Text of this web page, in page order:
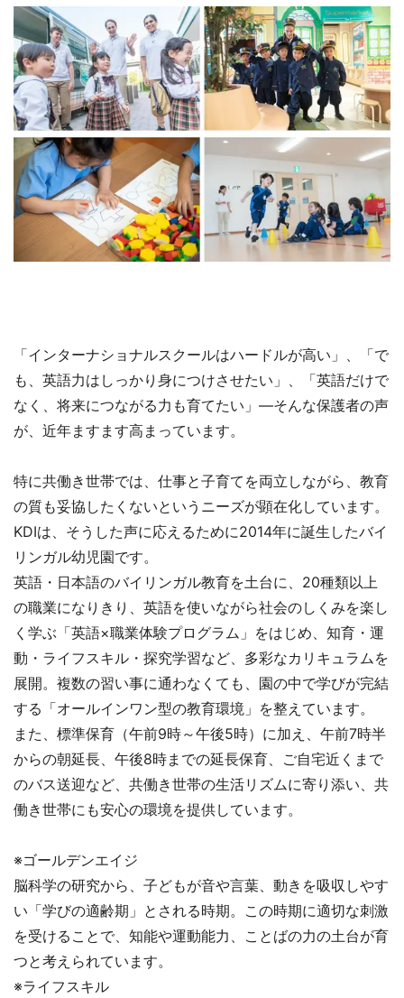
「インターナショナルスクールはハードルが高い」、「で
も、英語力はしっかり身につけさせたい」、「英語だけで
なく、将来につながる力も育てたい」―そんな保護者の声
が、近年ますます高まっています。
特に共働き世帯では、仕事と子育てを両立しながら、教育
の質も妥協したくないというニーズが顕在化しています。
KDIは、そうした声に応えるために2014年に誕生したバイ
リンガル幼児園です。
英語・日本語のバイリンガル教育を土台に、20種類以上
の職業になりきり、英語を使いながら社会のしくみを楽し
く学ぶ「英語×職業体験プログラム」をはじめ、知育・運
動・ライフスキル・探究学習など、多彩なカリキュラムを
展開。複数の習い事に通わなくても、園の中で学びが完結
する「オールインワン型の教育環境」を整えています。
また、標準保育（午前9時～午後5時）に加え、午前7時半
からの朝延長、午後8時までの延長保育、ご自宅近くまで
のバス送迎など、共働き世帯の生活リズムに寄り添い、共
働き世帯にも安心の環境を提供しています。
※ゴールデンエイジ
脳科学の研究から、子どもが音や言葉、動きを吸収しやす
い「学びの適齢期」とされる時期。この時期に適切な刺激
を受けることで、知能や運動能力、ことばの力の土台が育
つと考えられています。
※ライフスキル